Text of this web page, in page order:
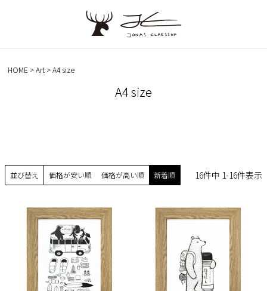
HOME Art A4 size
A4 size
並び替え 価格が安い順 価格が高い順 新着順 16件中 1-16件表示